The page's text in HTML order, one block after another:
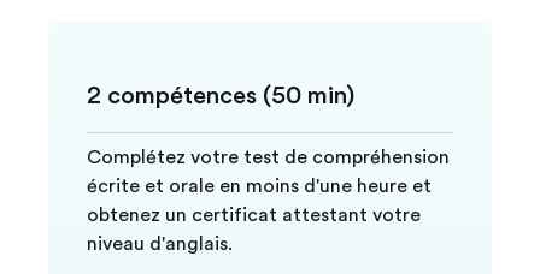
2 compétences (50 min)
Complétez votre test de compréhension
écrite et orale en moins d'une heure et
obtenez un certificat attestant votre
niveau d'anglais.